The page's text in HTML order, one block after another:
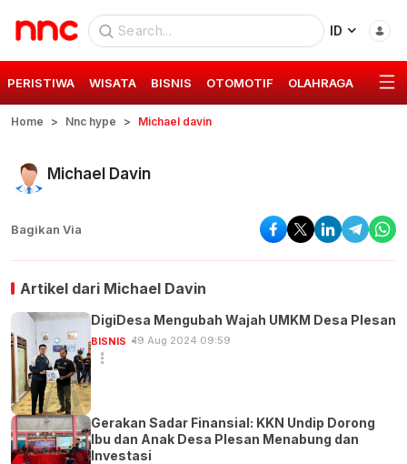
ID
PERISTIWA WISATA BISNIS OTOMOTIF OLAHRAGA GAYA
Home Nnc hype Michael davin
Michael Davin
Bagikan Via
Artikel dari Michael Davin
DigiDesa Mengubah Wajah UMKM Desa Plesan
BISNIS 19 Aug 2024 09:59
Gerakan Sadar Finansial: KKN Undip Dorong
Ibu dan Anak Desa Plesan Menabung dan
Investasi